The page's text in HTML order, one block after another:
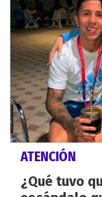
ATENCIÓN
¿Qué tuvo